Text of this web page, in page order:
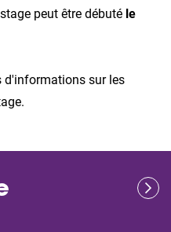
peut être débuté le
d'informations sur les